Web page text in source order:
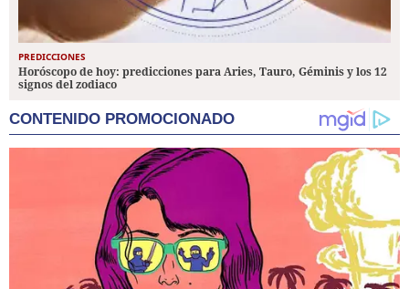
PREDICCIONES
Horóscopo de hoy: predicciones para Aries, Tauro, Géminis y los 12
signos del zodiaco
CONTENIDO PROMOCIONADO